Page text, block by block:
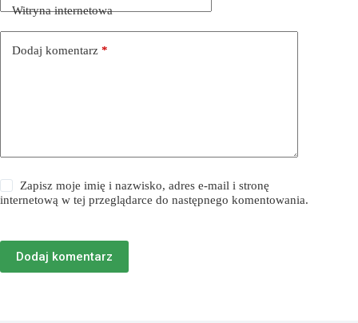
Witryna internetowa
Dodaj komentarz *
Zapisz moje imię i nazwisko, adres e-mail i stronę
internetową w tej przeglądarce do następnego komentowania.
Dodaj komentarz